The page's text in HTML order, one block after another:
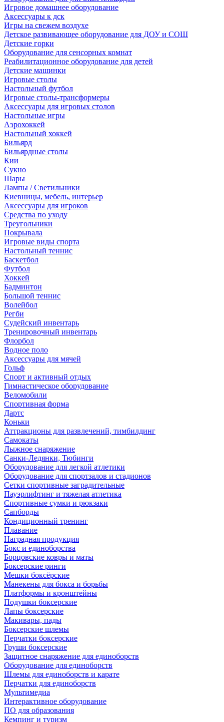
Игровое домашнее оборудование
Аксессуары к дск
Игры на свежем воздухе
Детское развивающее оборудование для ДОУ и СОШ
Детские горки
Оборудование для сенсорных комнат
Реабилитационное оборудование для детей
Детские машинки
Игровые столы
Настольный футбол
Игровые столы-трансформеры
Аксессуары для игровых столов
Настольные игры
Аэрохоккей
Настольный хоккей
Бильярд
Бильярдные столы
Кии
Сукно
Шары
Лампы / Светильники
Киевницы, мебель, интерьер
Аксессуары для игроков
Средства по уходу
Треугольники
Покрывала
Игровые виды спорта
Настольный теннис
Баскетбол
Футбол
Хоккей
Бадминтон
Большой теннис
Волейбол
Регби
Судейский инвентарь
Тренировочный инвентарь
Флорбол
Водное поло
Аксессуары для мячей
Гольф
Спорт и активный отдых
Гимнастическое оборудование
Веломобили
Спортивная форма
Дартс
Коньки
Аттракционы для развлечений, тимбилдинг
Самокаты
Лыжное снаряжение
Санки-Ледянки, Тюбинги
Оборудование для легкой атлетики
Оборудование для спортзалов и стадионов
Сетки спортивные заградительные
Пауэрлифтинг и тяжелая атлетика
Спортивные сумки и рюкзаки
Сапборды
Кондиционный тренинг
Плавание
Наградная продукция
Бокс и единоборства
Борцовские ковры и маты
Боксерские ринги
Мешки боксёрские
Манекены для бокса и борьбы
Платформы и кронштейны
Подушки боксерские
Лапы боксерские
Макивары, пады
Боксерские шлемы
Перчатки боксерские
Груши боксерские
Защитное снаряжение для единоборств
Оборудование для единоборств
Шлемы для единоборств и карате
Перчатки для единоборств
Мультимедиа
Интерактивное оборудование
ПО для образования
Кемпинг и туризм